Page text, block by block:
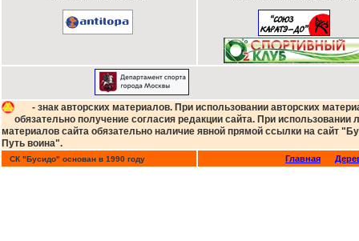
- знак авторских материалов. При использовании авторских
обязательно получение согласия редакции сайта. При использовании
материалов сайта обязательно наличие явной прямой ссылки на сайт
Путь воина".
СК "Бусидо" основан в 1990 году Главная